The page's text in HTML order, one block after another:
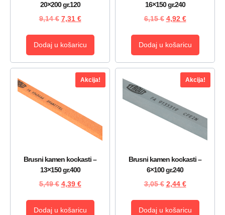
20×200 gr.120
9,14€ 7,31 €
Dodaj u košaricu
16×150 gr.240
6,15€ 4,92 €
Dodaj u košaricu
Akcija!
Brusni kamen kockasti –
13×150 gr.400
5,49€ 4,39 €
Dodaj u košaricu
Akcija!
Brusni kamen kockasti –
6×100 gr.240
3,05€ 2,44 €
Dodaj u košaricu